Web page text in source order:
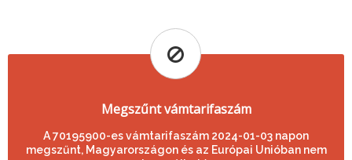
Megszűnt vámtarifaszám
A 70195900-es vámtarifaszám 2024-01-03 napon
megszűnt, Magyarországon és az Európai Unióban nem